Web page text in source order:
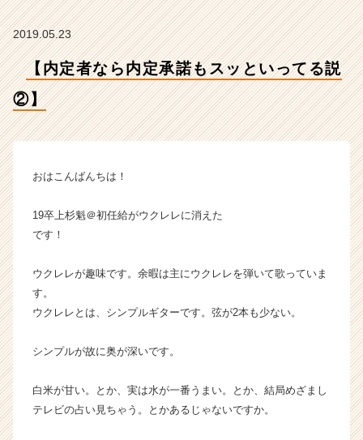
ラ
イ
成
か
ス
ウ
が
く
2019.05.23
【内定者なら内定承諾もスッといってる説
②】
おはこんばんちは！
19卒上杉魁＠初任給がウクレレに消えた
です！
ウクレレが趣味です。余暇は主にウクレレを弾いて歌っていま
す。
ウクレレとは、シンプルギターです。弦が2本も少ない。
シンプルが故に奥が深いです。
白米が甘い。とか、実は水が一番うまい。とか、結局めざまし
テレビの占い見ちゃう。とかあるじゃないですか。